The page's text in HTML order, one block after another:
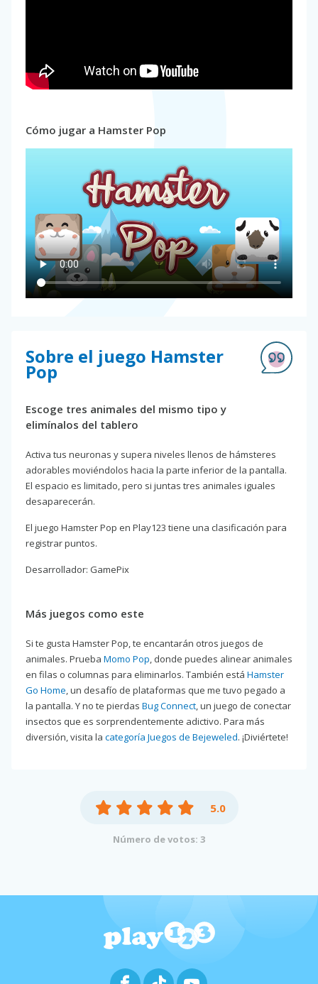
Cómo jugar a Hamster Pop
Sobre el juego Hamster
Pop
Escoge tres animales del mismo tipo y
elimínalos del tablero
Activa tus neuronas y supera niveles llenos de hámsteres
adorables moviéndolos hacia la parte inferior de la pantalla.
El espacio es limitado, pero si juntas tres animales iguales
desaparecerán.
El juego Hamster Pop en Play123 tiene una clasificación para
registrar puntos.
Desarrollador: GamePix
Más juegos como este
Si te gusta Hamster Pop, te encantarán otros juegos de
animales. Prueba Momo Pop, donde puedes alinear animales
en filas o columnas para eliminarlos. También está Hamster
Go Home, un desafío de plataformas que me tuvo pegado a
la pantalla. Y no te pierdas Bug Connect, un juego de conectar
insectos que es sorprendentemente adictivo. Para más
diversión, visita la categoría Juegos de Bejeweled. ¡Diviértete!
5.0
Número de votos: 3